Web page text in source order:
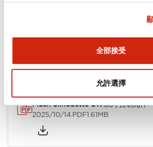
全部接受
允許選擇
型錄和宣傳手冊 CAD檔 認證與標準
Flush Silhouette CW系列 控制元件
2025/10/14.PDF1.61MB